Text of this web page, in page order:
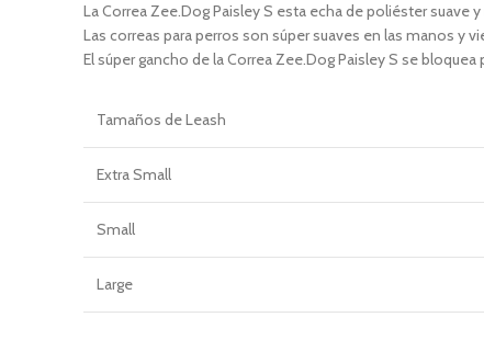
La Correa Zee.Dog Paisley S esta echa de poliéster suave
Las correas para perros son súper suaves en las manos y
El súper gancho de la Correa Zee.Dog Paisley S se
Tamaños de Leash
Extra Small
Small
Large